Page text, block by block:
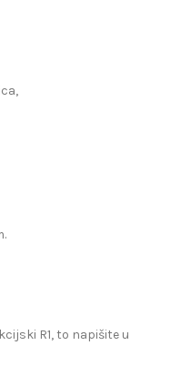
R1, to napišite u